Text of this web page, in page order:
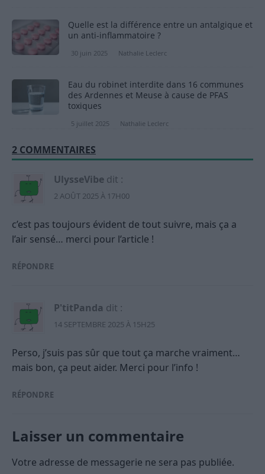
Quelle est la différence entre un antalgique et
un anti-inflammatoire ?
30 juin 2025 Nathalie Leclerc
Eau du robinet interdite dans 16 communes
des Ardennes et Meuse à cause de PFAS
toxiques
5 juillet 2025 Nathalie Leclerc
2 COMMENTAIRES
UlysseVibe dit :
2 AOÛT 2025 À 17H00
c’est pas toujours évident de tout suivre, mais ça a
l’air sensé… merci pour l’article !
RÉPONDRE
P'titPanda dit :
14 SEPTEMBRE 2025 À 15H25
Perso, j’suis pas sûr que tout ça marche vraiment…
mais bon, ça peut aider. Merci pour l’info !
RÉPONDRE
Laisser un commentaire
Votre adresse de messagerie ne sera pas publiée.